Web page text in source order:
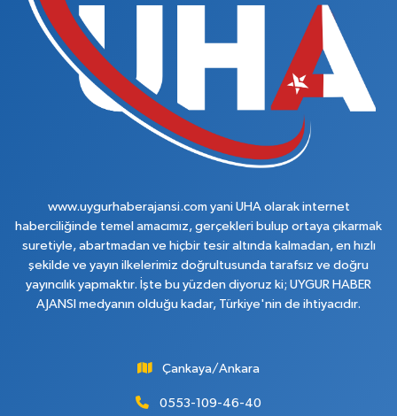
www.uygurhaberajansi.com yani UHA olarak internet
haberciliğinde temel amacımız, gerçekleri bulup ortaya çıkarmak
suretiyle, abartmadan ve hiçbir tesir altında kalmadan, en hızlı
şekilde ve yayın ilkelerimiz doğrultusunda tarafsız ve doğru
yayıncılık yapmaktır. İşte bu yüzden diyoruz ki; UYGUR HABER
AJANSI medyanın olduğu kadar, Türkiye'nin de ihtiyacıdır.
Çankaya/Ankara
0553-109-46-40